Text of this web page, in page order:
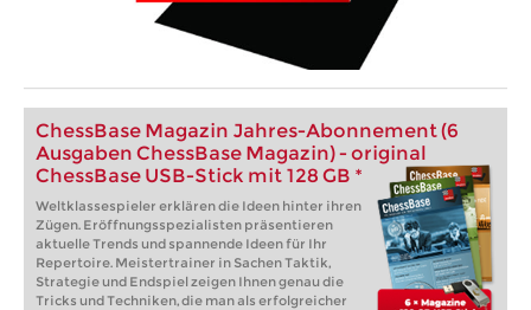
ChessBase Magazin Jahres-Abonnement (6
Ausgaben ChessBase Magazin) - original
ChessBase USB-Stick mit 128 GB *
Weltklassespieler erklären die Ideen hinter ihren
Zügen. Eröffnungsspezialisten präsentieren
aktuelle Trends und spannende Ideen für Ihr
Repertoire. Meistertrainer in Sachen Taktik,
Strategie und Endspiel zeigen Ihnen genau die
Tricks und Techniken, die man als erfolgreicher